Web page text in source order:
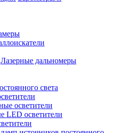
Лазерные дальномеры
света
осветители
LED осветители